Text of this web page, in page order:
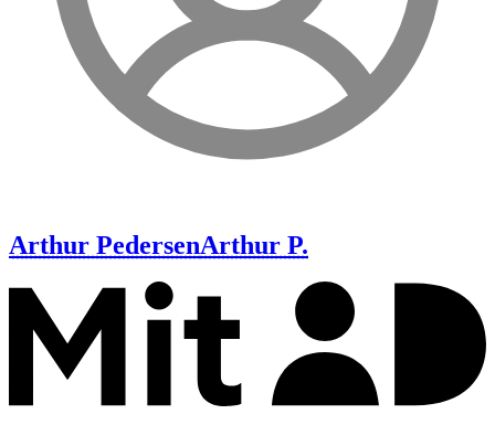
Arthur PedersenArthur P.